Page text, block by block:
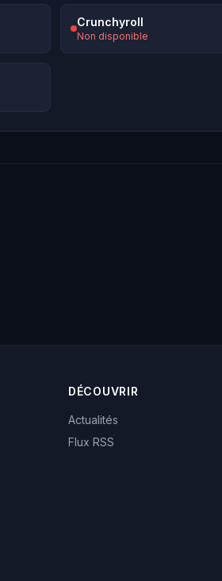
Crunchyroll
Non disponible
DÉCOUVRIR
Actualités
Flux RSS